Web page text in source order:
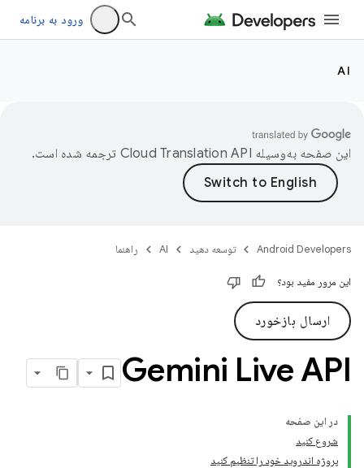
ورود به برنامه
AI
این صفحه به‌وسیله ترجمه شده است.
Android Developers توسعه دهید AI راهنما
این مرور مفید بود؟
ارسال بازخورد
Gemini Live API
در این صفحه
شروع کنید
پروژه اندروید خود را تنظیم کنید